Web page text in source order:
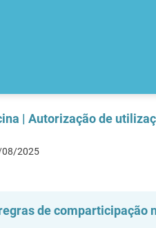
| Autorização de
08/2025
de comparticipação